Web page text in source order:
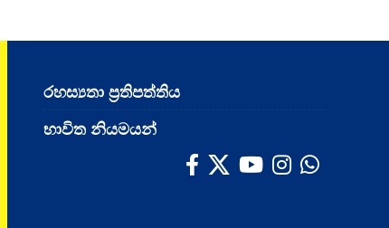
රහස්‍යතා ප්‍රතිපත්තිය
භාවිත නියමයන්